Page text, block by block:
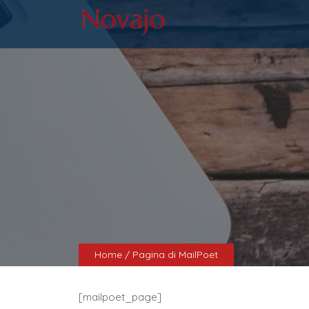
Home / Pagina di MailPoet
[mailpoet_page]